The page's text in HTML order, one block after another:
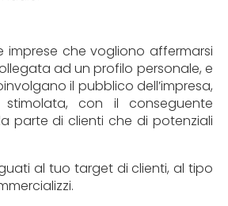
imprese che vogliono affermarsi
ad un profilo personale, e
il pubblico dell’impresa,
con il conseguente
parte di clienti che di potenziali
al tuo target di clienti, al tipo